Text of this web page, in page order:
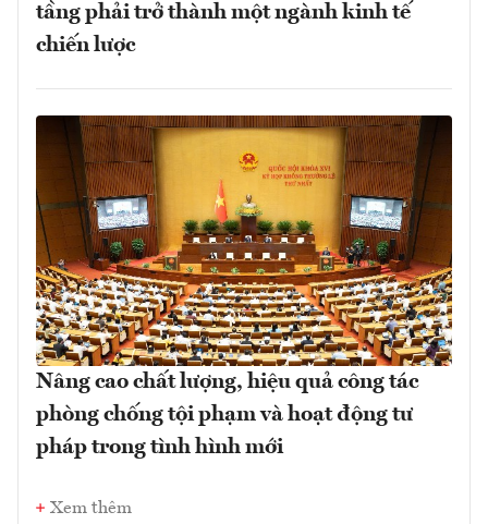
tầng phải trở thành một ngành kinh tế
chiến lược
Nâng cao chất lượng, hiệu quả công tác
phòng chống tội phạm và hoạt động tư
pháp trong tình hình mới
Xem thêm